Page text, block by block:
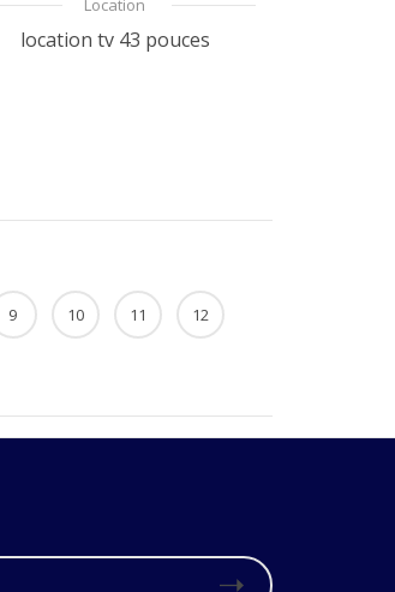
Location
location tv 43 pouces
9 10 11 12